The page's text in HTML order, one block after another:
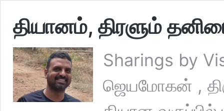
தியானம், திரளும்
Sharings by
ஜெயமோகன் ,